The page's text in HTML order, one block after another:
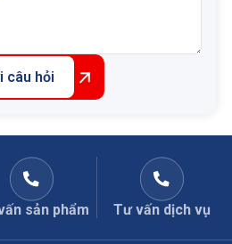
câu hỏi
sản phẩm Tư vấn dịch vụ